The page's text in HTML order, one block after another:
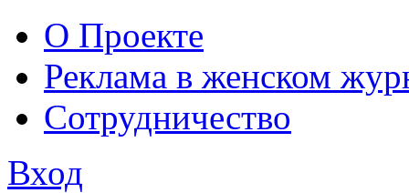
О Проекте
Реклама в женском
Сотрудничество
Вход